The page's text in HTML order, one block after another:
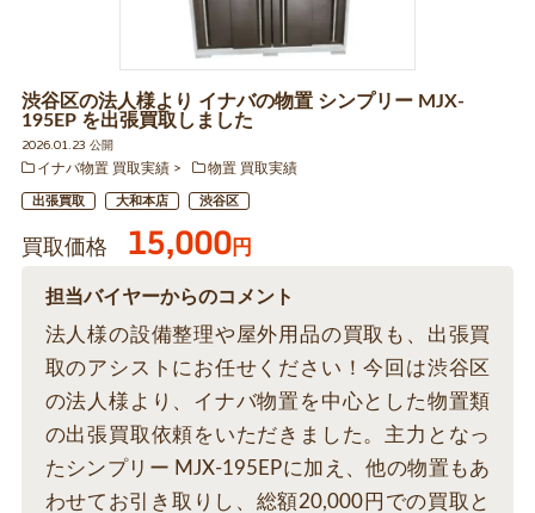
渋谷区の法人様より イナバの物置 シンプリー MJX-
195EP を出張買取しました
2026.01.23 公開
イナバ物置 買取実績
物置 買取実績
出張買取 大和本店 渋谷区
買取価格 15,000円
担当バイヤーからのコメント
法人様の設備整理や屋外用品の買取も、出張買
取のアシストにお任せください！今回は渋谷区
の法人様より、イナバ物置を中心とした物置類
の出張買取依頼をいただきました。主力となっ
たシンプリー MJX-195EPに加え、他の物置もあ
わせてお引き取りし、総額20,000円での買取と